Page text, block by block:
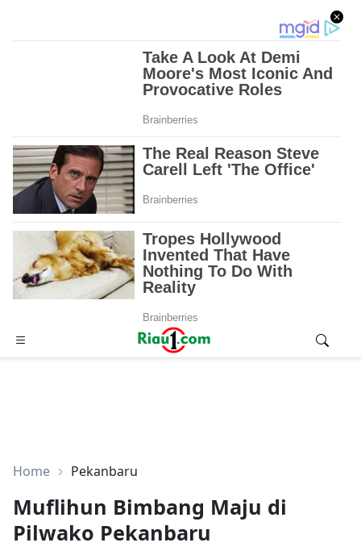
Advertisement
Home Pekanbaru
Muflihun Bimbang Maju di
Pilwako Pekanbaru